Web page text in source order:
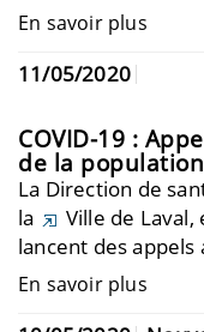
En savoir plus
11/05/2020
COVID-19 :
de la
La Direction de
la
Ville de Laval,
lancent des
En savoir plus